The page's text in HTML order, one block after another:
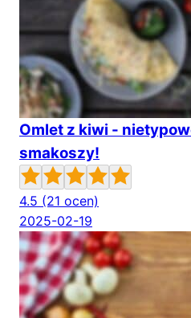
Omlet z kiwi -
smakoszy!
4.5 (21 ocen)
2025-02-19